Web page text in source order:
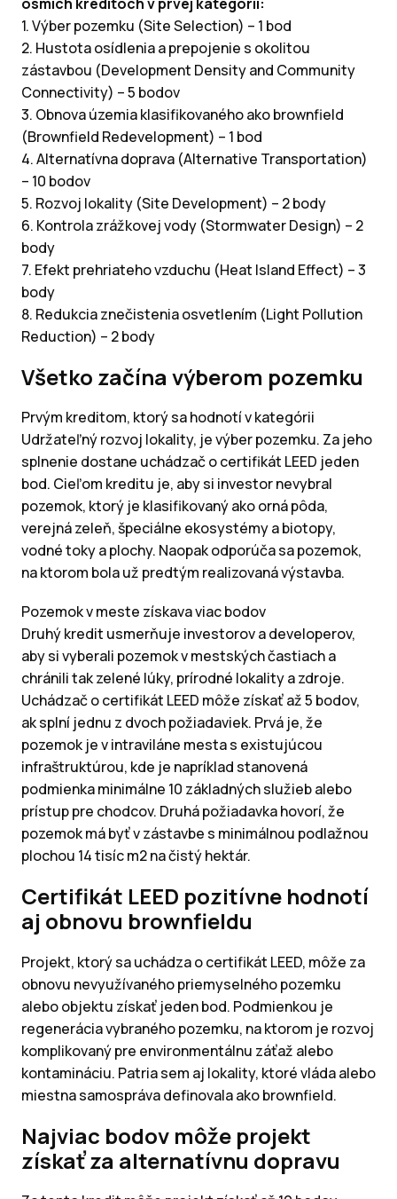
1. Výber pozemku (Site Selection) – 1 bod
2. Hustota osídlenia a prepojenie s okolitou
zástavbou (Development Density and Community
Connectivity) – 5 bodov
3. Obnova územia klasifikovaného ako brownfield
(Brownfield Redevelopment) – 1 bod
4. Alternatívna doprava (Alternative Transportation)
– 10 bodov
5. Rozvoj lokality (Site Development) – 2 body
6. Kontrola zrážkovej vody (Stormwater Design) – 2
body
7. Efekt prehriateho vzduchu (Heat Island Effect) – 3
body
8. Redukcia znečistenia osvetlením (Light Pollution
Reduction) – 2 body
Všetko začína výberom pozemku
Prvým kreditom, ktorý sa hodnotí v kategórii
Udržateľný rozvoj lokality, je výber pozemku. Za jeho
splnenie dostane uchádzač o certifikát LEED jeden
bod. Cieľom kreditu je, aby si investor nevybral
pozemok, ktorý je klasifikovaný ako orná pôda,
verejná zeleň, špeciálne ekosystémy a biotopy,
vodné toky a plochy. Naopak odporúča sa pozemok,
na ktorom bola už predtým realizovaná výstavba.
Pozemok v meste získava viac bodov
Druhý kredit usmerňuje investorov a developerov,
aby si vyberali pozemok v mestských častiach a
chránili tak zelené lúky, prírodné lokality a zdroje.
Uchádzač o certifikát LEED môže získať až 5 bodov,
ak splní jednu z dvoch požiadaviek. Prvá je, že
pozemok je v intraviláne mesta s existujúcou
infraštruktúrou, kde je napríklad stanovená
podmienka minimálne 10 základných služieb alebo
prístup pre chodcov. Druhá požiadavka hovorí, že
pozemok má byť v zástavbe s minimálnou podlažnou
plochou 14 tisíc m2 na čistý hektár.
Certifikát LEED pozitívne hodnotí
aj obnovu brownfieldu
Projekt, ktorý sa uchádza o certifikát LEED, môže za
obnovu nevyužívaného priemyselného pozemku
alebo objektu získať jeden bod. Podmienkou je
regenerácia vybraného pozemku, na ktorom je rozvoj
komplikovaný pre environmentálnu záťaž alebo
kontamináciu. Patria sem aj lokality, ktoré vláda alebo
miestna samospráva definovala ako brownfield.
Najviac bodov môže projekt
získať za alternatívnu dopravu